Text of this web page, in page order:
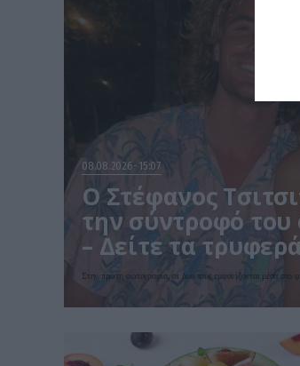
08.08.2026 15:07
Ο Στέφανος
την σύντροφό του
– Δείτε τα
Στην πρώτη φωτογραφία, οι δυο τους εμφανίζονται μέσα στο